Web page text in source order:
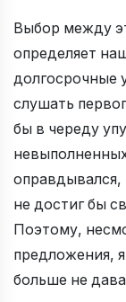
Выбор между
определяет
долгосрочные
слушать
бы в череду
оправдывался,
не достиг бы
Поэтому,
предложения,
больше не